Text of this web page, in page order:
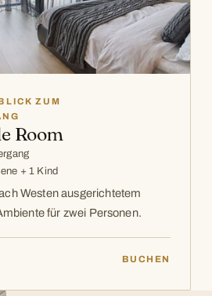
ZUM
Room
+ 1 Kind
Westen ausgerichtetem
für zwei Personen.
BUCHEN